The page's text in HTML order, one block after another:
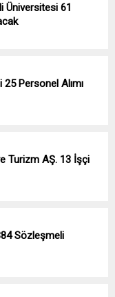
Üniversitesi 61
Personel Alımı
Turizm AŞ. 13 İşçi
Sözleşmeli